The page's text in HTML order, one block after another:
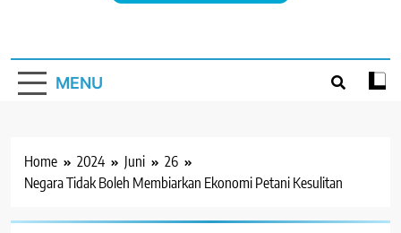
MENU
Home 2024 Juni
26
Negara Tidak Boleh Membiarkan Ekonomi Petani Kesulitan